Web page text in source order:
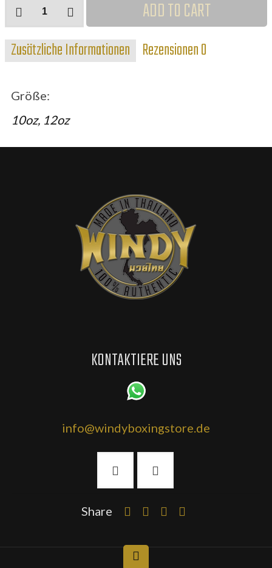
Kickboxhandschuhe
Weiß
Menge
ADD TO CART
Zusätzliche Informationen Rezensionen0
Größe:
10oz, 12oz
KONTAKTIERE UNS
info@windyboxingstore.de
Share